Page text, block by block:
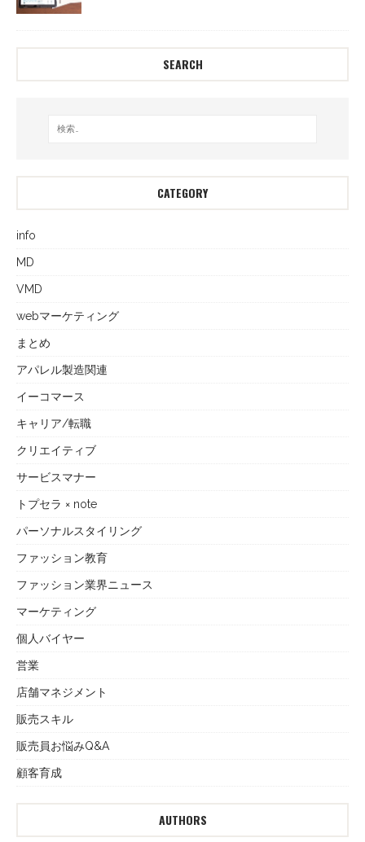
SEARCH
CATEGORY
info
MD
VMD
webマーケティング
まとめ
アパレル製造関連
イーコマース
キャリア/転職
クリエイティブ
サービスマナー
トプセラ × note
パーソナルスタイリング
ファッション教育
ファッション業界ニュース
マーケティング
個人バイヤー
営業
店舗マネジメント
販売スキル
販売員お悩みQ&A
顧客育成
AUTHORS